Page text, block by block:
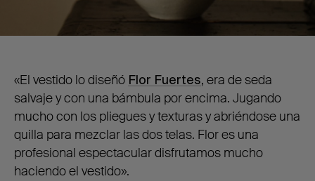
«El vestido lo diseñó Flor Fuertes, era de seda
salvaje y con una bámbula por encima. Jugando
mucho con los pliegues y texturas y abriéndose una
quilla para mezclar las dos telas. Flor es una
profesional espectacular disfrutamos mucho
haciendo el vestido».